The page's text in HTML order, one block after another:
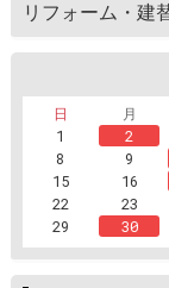
リフォーム・建
日
月
1
2
8
9
15
16
22
23
29
30